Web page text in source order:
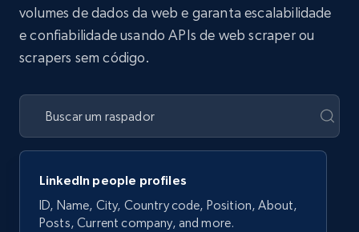
volumes de dados da web e garanta escalabilidade
e confiabilidade usando APIs de web scraper ou
scrapers sem código.
LinkedIn people profiles
ID, Name, City, Country code, Position, About,
Posts, Current company, and more.